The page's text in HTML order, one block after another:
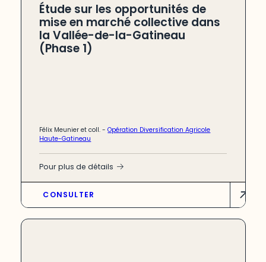
Étude sur les opportunités de
mise en marché collective dans
la Vallée-de-la-Gatineau
(Phase 1)
Félix Meunier et coll. -Opération Diversification Agricole
Haute-Gatineau
Pour plus de détails
CONSULTER